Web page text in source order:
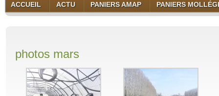
ACCUEIL ACTU PANIERS AMAP PANIERS
photos mars